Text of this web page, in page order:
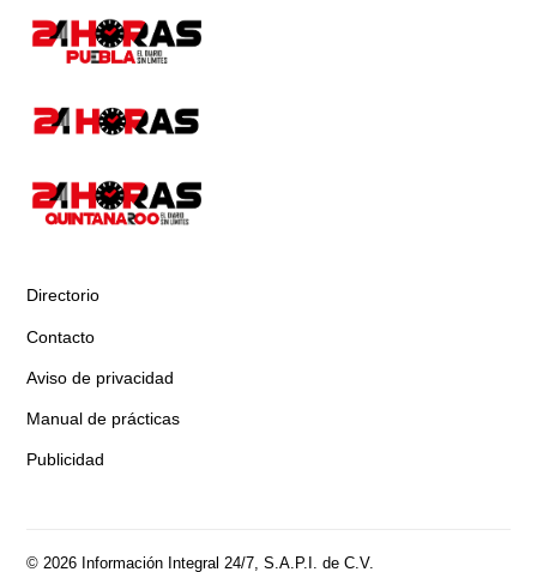
Directorio
Contacto
Aviso de privacidad
Manual de prácticas
Publicidad
© 2026 Información Integral 24/7, S.A.P.I. de C.V.